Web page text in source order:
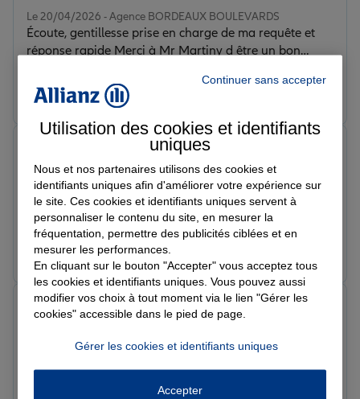
Le 20/04/2026 - Agence BORDEAUX BOULEVARDS
Écoute, gentillesse prise en charge de ma requête et
réponse rapide Merci à Mr Martiny d être un bon
Prendre un RDV Voir l'agence
Le 09/04/2026 - Agence BORDEAUX BOULEVARDS
Commercial très efficace, propositions adaptées au
besoin
Prendre un RDV
Note de 5 sur 5
Très belle réactivée, professionnelle, bon relationnel
pour mes contrats ALLIANZ automobile, santé,
immeuble, habitation, local pro
Jean-Luc M.
Continuer sans accepter
Utilisation des cookies et identifiants
uniques
Nous et nos partenaires utilisons des cookies et
identifiants uniques afin d'améliorer votre expérience sur
le site. Ces cookies et identifiants uniques servent à
personnaliser le contenu du site, en mesurer la
fréquentation, permettre des publicités ciblées et en
mesurer les performances.
En cliquant sur le bouton "Accepter" vous acceptez tous
les cookies et identifiants uniques. Vous pouvez aussi
modifier vos choix à tout moment via le lien "Gérer les
cookies" accessible dans le pied de page.
Gérer les cookies et identifiants uniques
Accepter